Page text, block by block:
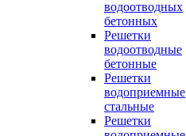
водоотводных
бетонных
Решетки
водоотводные
бетонные
Решетки
водоприемные
стальные
Решетки